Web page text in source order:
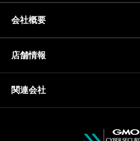
会社概要
店舗情報
関連会社